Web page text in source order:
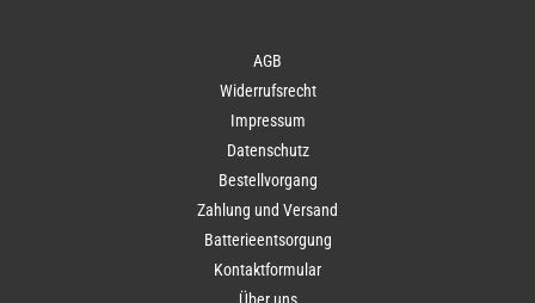
AGB
Widerrufsrecht
Impressum
Datenschutz
Bestellvorgang
Zahlung und Versand
Batterieentsorgung
Kontaktformular
Über uns